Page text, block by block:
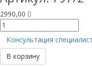
2990,00
Количество
товара
Элеватор
London
Hospital
Консультация
В корзину